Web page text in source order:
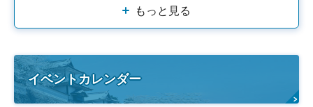
もっと見る
イベントカレンダー